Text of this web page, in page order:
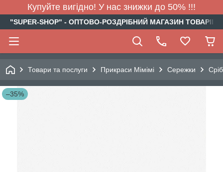
Купуйте вигідно! У нас знижки до 50% !!!
"SUPER-SHOP" - ОПТОВО-РОЗДРІБНИЙ МАГАЗИН
Товари та послуги Прикраси Мімімі Сережки
–35%